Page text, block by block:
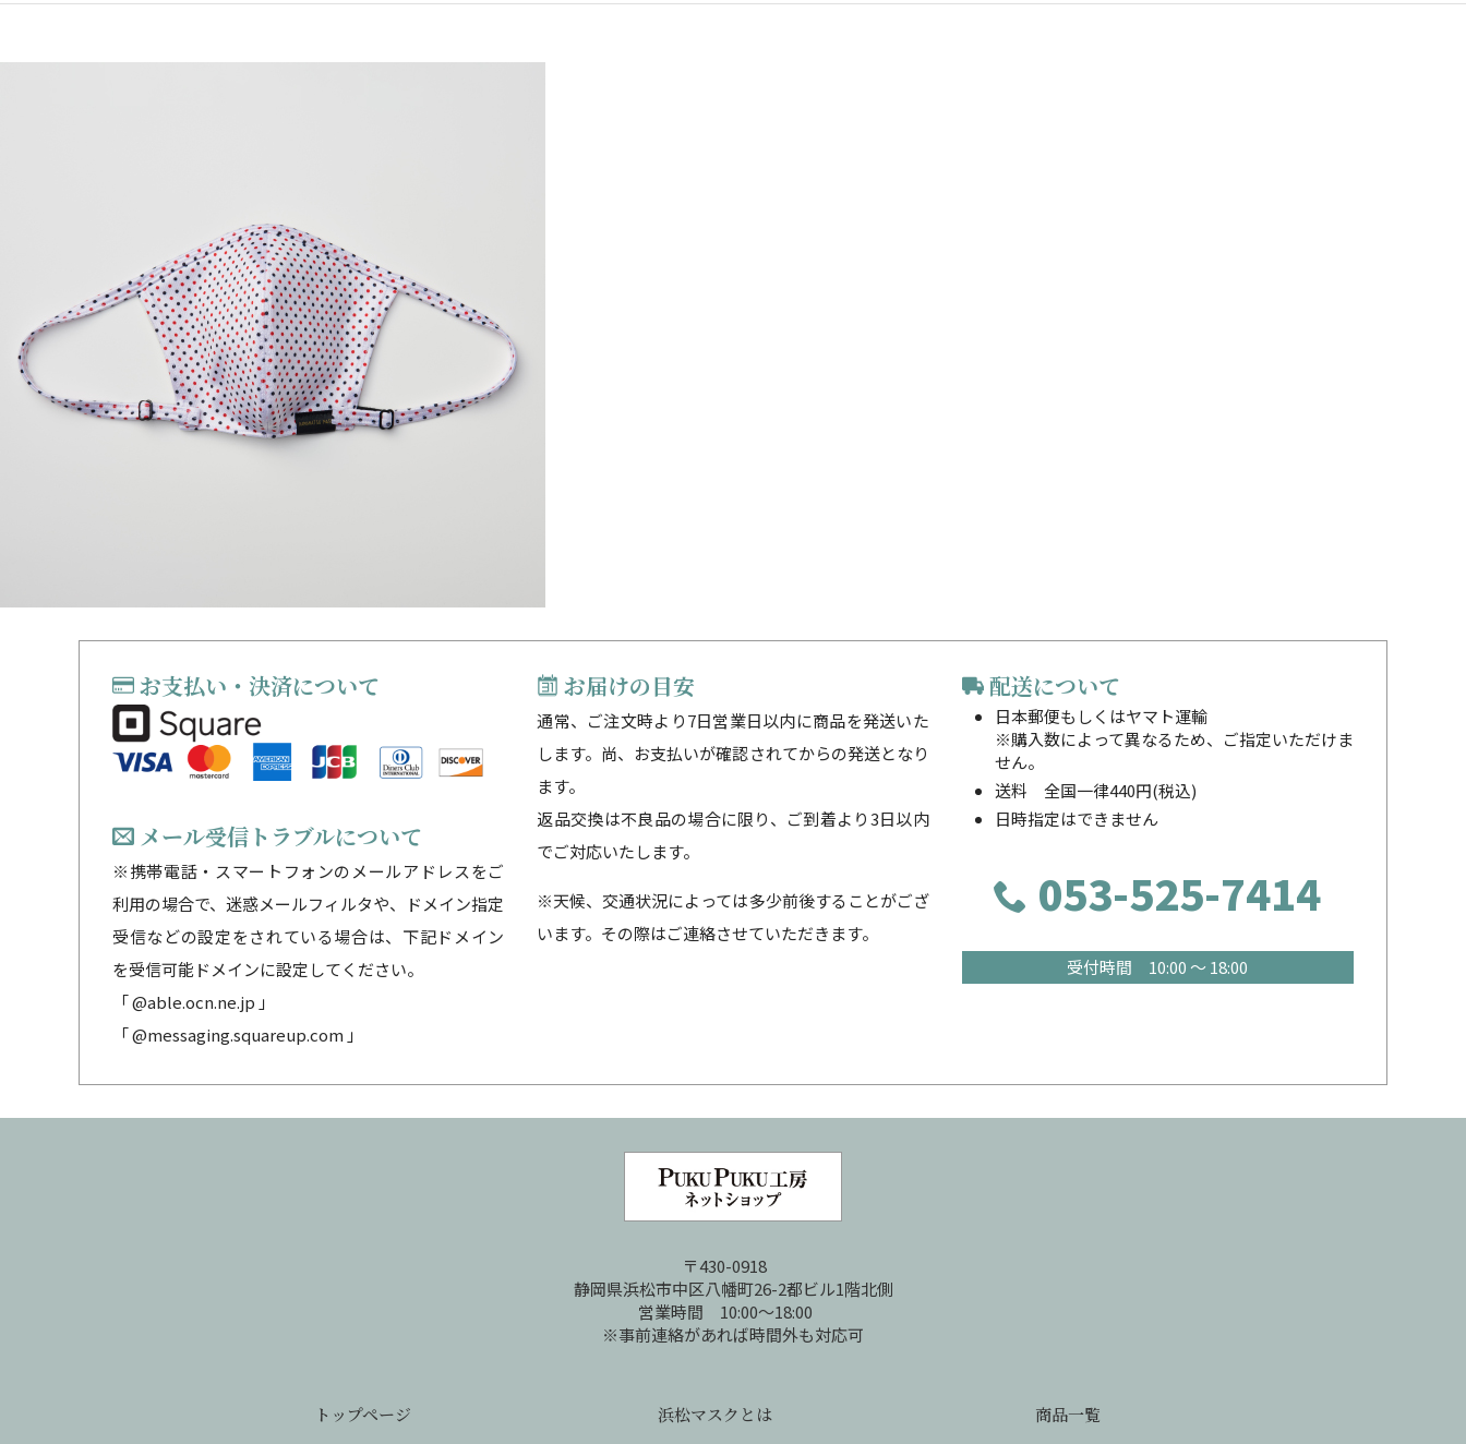
お支払い・決済について
メール受信トラブルについて
※携帯電話・スマートフォンのメールアドレスをご
利用の場合で、迷惑メールフィルタや、ドメイン指定
受信などの設定をされている場合は、下記ドメイン
を受信可能ドメインに設定してください。
「 @able.ocn.ne.jp 」
「 @messaging.squareup.com 」
お届けの目安
通常、ご注文時より7日営業日以内に商品を発送いた
します。尚、お支払いが確認されてからの発送となり
ます。
返品交換は不良品の場合に限り、ご到着より3日以内
でご対応いたします。
※天候、交通状況によっては多少前後することがござ
います。その際はご連絡させていただきます。
配送について
日本郵便もしくはヤマト運輸
※購入数によって異なるため、ご指定いただけま
せん。
送料 全国一律440円(税込)
日時指定はできません
053-525-7414
受付時間 10:00 ～ 18:00
〒430-0918
静岡県浜松市中区八幡町26-2都ビル1階北側
営業時間 10:00～18:00
※事前連絡があれば時間外も対応可
トップページ 浜松マスクとは
商品一覧